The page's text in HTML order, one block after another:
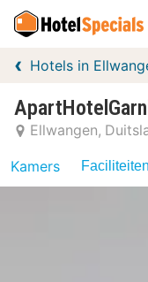
Hotels in
Ellwangen
Kamers Faciliteiten